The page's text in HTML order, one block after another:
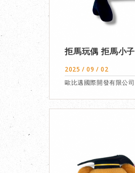
拒馬玩偶 拒馬小子
2025 / 09 / 02
歐比邁國際開發有限公司